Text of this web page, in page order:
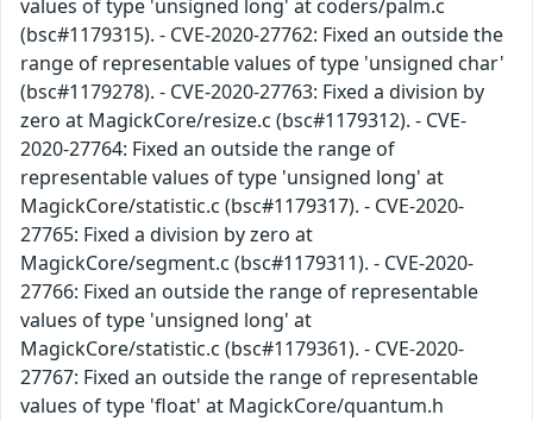
values of type 'unsigned long' at coders/palm.c
(bsc#1179315). - CVE-2020-27762: Fixed an outside the
range of representable values of type 'unsigned char'
(bsc#1179278). - CVE-2020-27763: Fixed a division by
zero at MagickCore/resize.c (bsc#1179312). - CVE-
2020-27764: Fixed an outside the range of
representable values of type 'unsigned long' at
MagickCore/statistic.c (bsc#1179317). - CVE-2020-
27765: Fixed a division by zero at
MagickCore/segment.c (bsc#1179311). - CVE-2020-
27766: Fixed an outside the range of representable
values of type 'unsigned long' at
MagickCore/statistic.c (bsc#1179361). - CVE-2020-
27767: Fixed an outside the range of representable
values of type 'float' at MagickCore/quantum.h